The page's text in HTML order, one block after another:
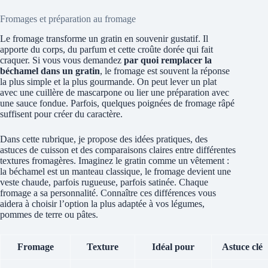
Fromages et préparation au fromage
Le fromage transforme un gratin en souvenir gustatif. Il
apporte du corps, du parfum et cette croûte dorée qui fait
craquer. Si vous vous demandez par quoi remplacer la
béchamel dans un gratin, le fromage est souvent la réponse
la plus simple et la plus gourmande. On peut lever un plat
avec une cuillère de mascarpone ou lier une préparation avec
une sauce fondue. Parfois, quelques poignées de fromage râpé
suffisent pour créer du caractère.
Dans cette rubrique, je propose des idées pratiques, des
astuces de cuisson et des comparaisons claires entre différentes
textures fromagères. Imaginez le gratin comme un vêtement :
la béchamel est un manteau classique, le fromage devient une
veste chaude, parfois rugueuse, parfois satinée. Chaque
fromage a sa personnalité. Connaître ces différences vous
aidera à choisir l’option la plus adaptée à vos légumes,
pommes de terre ou pâtes.
Fromage Texture Idéal pour Astuce clé